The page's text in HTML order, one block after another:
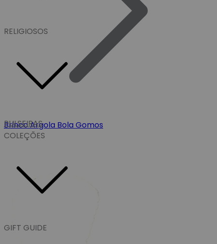
RELIGIOSOS
PULSEIRAS
COLEÇÕES
GIFT GUIDE
Brinco Argola Bola Gomos